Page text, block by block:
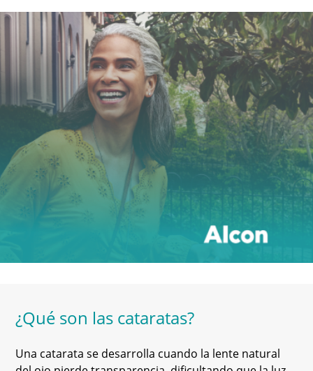
¿Qué son las cataratas?
Una catarata se desarrolla cuando la lente natural